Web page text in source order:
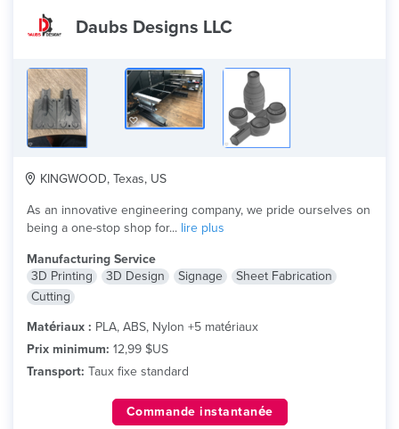
Daubs Designs LLC
KINGWOOD, Texas, US
As an innovative engineering company, we pride ourselves on
being a one-stop shop for... lire plus
Manufacturing Service
3D Printing
3D Design Signage
Sheet Fabrication
Cutting
Matériaux : PLA, ABS, Nylon +5 matériaux
Prix minimum: 12,99 $US
Transport: Taux fixe standard
Commande instantanée